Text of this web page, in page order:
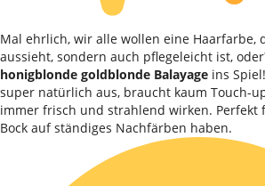
Mal ehrlich, wir alle wollen eine Haarfarbe,
aussieht, sondern auch pflegeleicht ist,
honigblonde goldblonde Balayage ins
super natürlich aus, braucht kaum Touch-
immer frisch und strahlend wirken. Perfekt
Bock auf ständiges Nachfärben haben.